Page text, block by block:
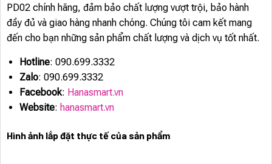
PD02 chính hãng, đảm bảo chất lượng vượt trội, bảo hành
đầy đủ và giao hàng nhanh chóng. Chúng tôi cam kết mang
đến cho bạn những sản phẩm chất lượng và dịch vụ tốt nhất.
Hotline: 090.699.3332
Zalo: 090.699.3332
Facebook: Hanasmart.vn
Website: hanasmart.vn
Hình ảnh lắp đặt thực tế của sản phẩm